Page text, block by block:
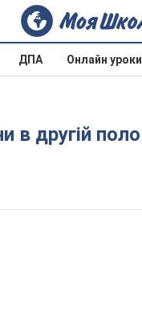
ДПА Онлайн уроки